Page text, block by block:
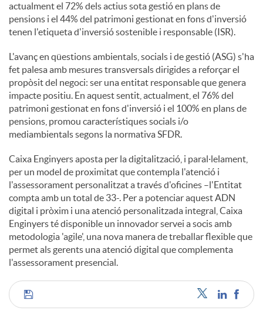
actualment el 72% dels actius sota gestió en plans de
pensions i el 44% del patrimoni gestionat en fons d'inversió
tenen l'etiqueta d'inversió sostenible i responsable (ISR).
L'avanç en qüestions ambientals, socials i de gestió (ASG) s'ha
fet palesa amb mesures transversals dirigides a reforçar el
propòsit del negoci: ser una entitat responsable que genera
impacte positiu. En aquest sentit, actualment, el 76% del
patrimoni gestionat en fons d'inversió i el 100% en plans de
pensions, promou característiques socials i/o
mediambientals segons la normativa SFDR.
Caixa Enginyers aposta per la digitalització, i paral·lelament,
per un model de proximitat que contempla l'atenció i
l'assessorament personalitzat a través d'oficines –l'Entitat
compta amb un total de 33-. Per a potenciar aquest ADN
digital i pròxim i una atenció personalitzada integral, Caixa
Enginyers té disponible un innovador servei a socis amb
metodologia 'agile', una nova manera de treballar flexible que
permet als gerents una atenció digital que complementa
l'assessorament presencial.
C